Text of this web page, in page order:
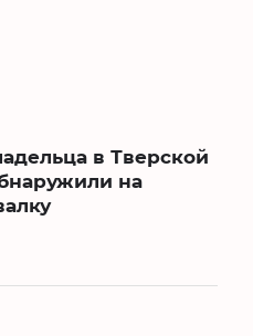
в Тверской
на